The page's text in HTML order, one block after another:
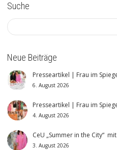
Suche
Neue Beiträge
Presseartikel | Frau im
6. August 2026
Presseartikel | Frau im
4. August 2026
CeU „Summer in the City“
3. August 2026